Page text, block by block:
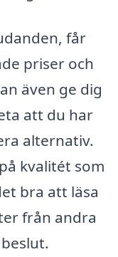
får
priser och
även ge dig
att du har
alternativ.
kvalitét som
bra att läsa
från andra